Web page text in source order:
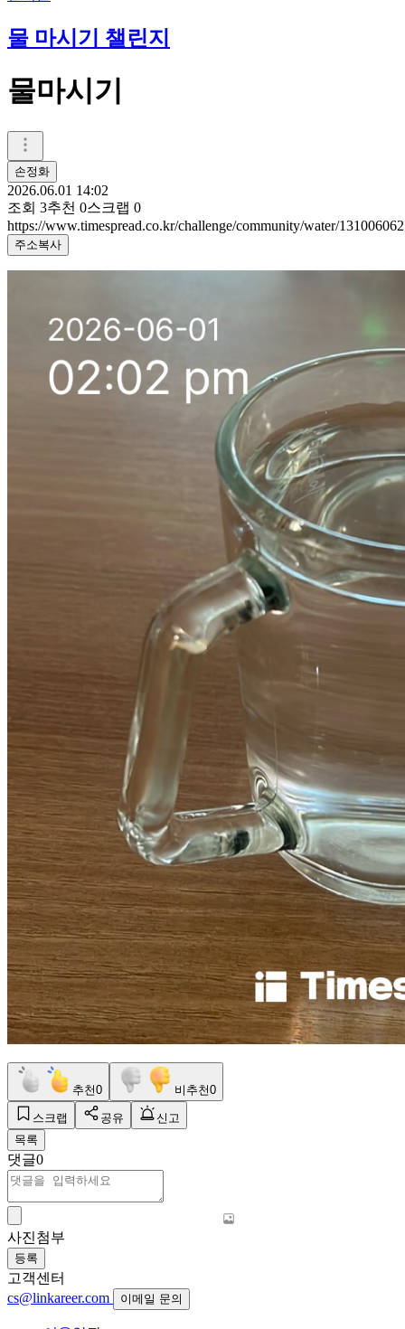
물 마시기 챌린지
물마시기
손정화
2026.06.01 14:02
조회 3추천 0스크랩 0
https://www.timespread.co.kr/challenge/community/water/131006062
주소복사
추천0 비추천0
스크랩 공유
신고
목록
댓글0
사진첨부
등록
고객센터
cs@linkareer.com
이메일 문의